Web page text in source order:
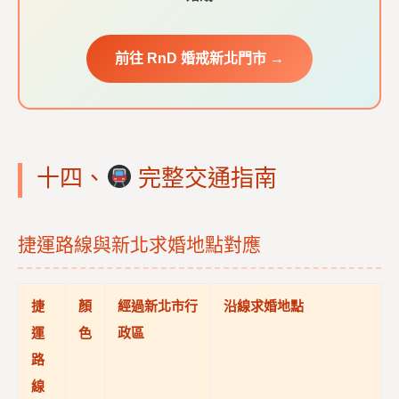
前往 RnD 婚戒新北門市 →
十四、 完整交通指南
捷運路線與新北求婚地點對應
捷
運
路
線
顏
色
經過新北市行
政區
沿線求婚地點